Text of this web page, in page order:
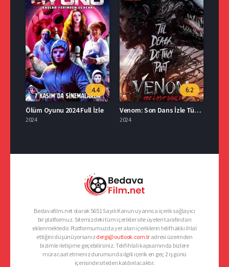
4.4
Ölüm Oyunu 2024 Full İzle
2024
6.2
Venom: Son Dans İzle Türkçe Dublaj
2024
Bedavafilm.net olarak 5651 Sayılı Kanun uyarınca içerik sağlayıcı
bir platformuz. Sitemizdeki tüm içerikler site üyeleri tarafından
eklenmektedir. Platformumuzda yer alan içeriklerin telif hakkı ihlal
ettiğini düşünüyorsanızdergi@outlook.com.tr adresi üzerinden
bizimle iletişime geçebilirsiniz. Telif ihlali kapsamında bizlere
müracaat etmeniz durumunda ilgili içerik en geç 2 iş günü
içerisinde siteden kaldırılacaktır.